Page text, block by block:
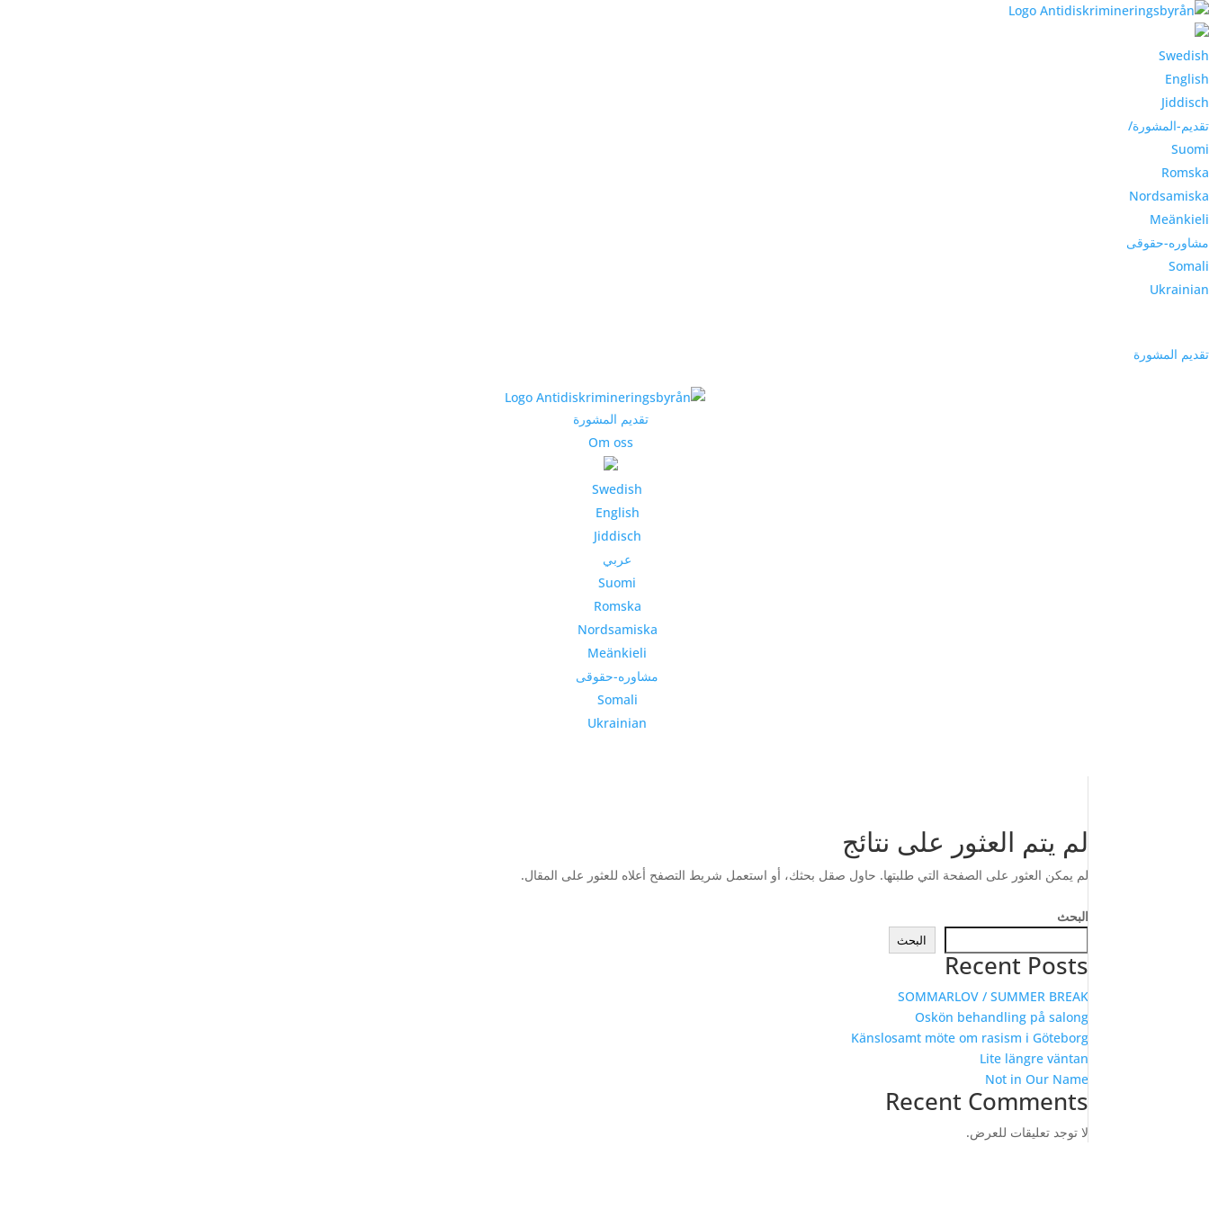
Swedish
English
Jiddisch
تقديم-المشورة/
Suomi
Romska
Nordsamiska
Meänkieli
مشاوره-حقوقی
Somali
Ukrainian
تقديم المشورة
تقديم المشورة
Om oss
Swedish
English
Jiddisch
عربي
Suomi
Romska
Nordsamiska
Meänkieli
مشاوره-حقوقی
Somali
Ukrainian
لم يتم العثور على نتائج
لم يمكن العثور على الصفحة التي طلبتها. حاول صقل بحثك، أو استعمل شريط التصفح أعلاه للعثور على المقال.
البحث
البحث
Recent Posts
SOMMARLOV / SUMMER BREAK
Oskön behandling på salong
Känslosamt möte om rasism i Göteborg
Lite längre väntan
Not in Our Name
Recent Comments
لا توجد تعليقات للعرض.